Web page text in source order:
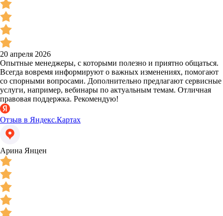
20 апреля 2026
Опытные менеджеры, с которыми полезно и приятно общаться.
Всегда вовремя информируют о важных изменениях, помогают
со спорными вопросами. Дополнительно предлагают сервисные
услуги, например, вебинары по актуальным темам. Отличная
правовая поддержка. Рекомендую!
Отзыв в Яндекс.Картах
Арина Янцен